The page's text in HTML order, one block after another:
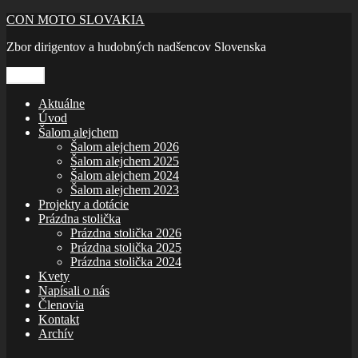
Prejsť
obsah
CON MOTO SLOVAKIA
Zbor dirigentov a hudobných nadšencov Slovenska
Aktuálne
Úvod
Šalom alejchem
Šalom alejchem 2026
Šalom alejchem 2025
Šalom alejchem 2024
Šalom alejchem 2023
Projekty a dotácie
Prázdna stolička
Prázdna stolička 2026
Prázdna stolička 2025
Prázdna stolička 2024
Kvety
Napísali o nás
Členovia
Kontakt
Archív